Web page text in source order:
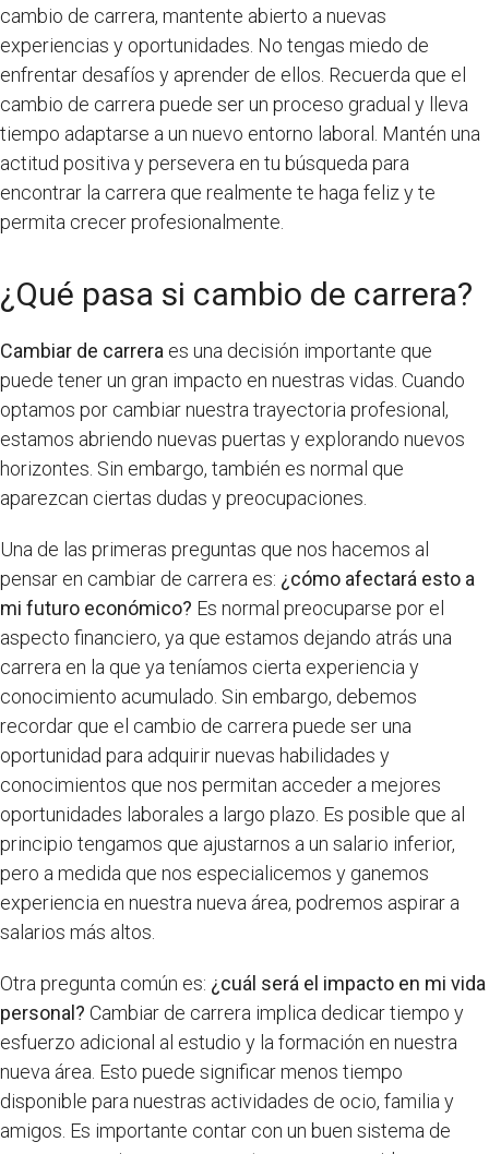
cambio de carrera, mantente abierto a nuevas
experiencias y oportunidades. No tengas miedo de
enfrentar desafíos y aprender de ellos. Recuerda que el
cambio de carrera puede ser un proceso gradual y lleva
tiempo adaptarse a un nuevo entorno laboral. Mantén una
actitud positiva y persevera en tu búsqueda para
encontrar la carrera que realmente te haga feliz y te
permita crecer profesionalmente.
¿Qué pasa si cambio de carrera?
Cambiar de carrera es una decisión importante que
puede tener un gran impacto en nuestras vidas. Cuando
optamos por cambiar nuestra trayectoria profesional,
estamos abriendo nuevas puertas y explorando nuevos
horizontes. Sin embargo, también es normal que
aparezcan ciertas dudas y preocupaciones.
Una de las primeras preguntas que nos hacemos al
pensar en cambiar de carrera es: ¿cómo afectará esto a
mi futuro económico? Es normal preocuparse por el
aspecto financiero, ya que estamos dejando atrás una
carrera en la que ya teníamos cierta experiencia y
conocimiento acumulado. Sin embargo, debemos
recordar que el cambio de carrera puede ser una
oportunidad para adquirir nuevas habilidades y
conocimientos que nos permitan acceder a mejores
oportunidades laborales a largo plazo. Es posible que al
principio tengamos que ajustarnos a un salario inferior,
pero a medida que nos especialicemos y ganemos
experiencia en nuestra nueva área, podremos aspirar a
salarios más altos.
Otra pregunta común es: ¿cuál será el impacto en mi vida
personal? Cambiar de carrera implica dedicar tiempo y
esfuerzo adicional al estudio y la formación en nuestra
nueva área. Esto puede significar menos tiempo
disponible para nuestras actividades de ocio, familia y
amigos. Es importante contar con un buen sistema de